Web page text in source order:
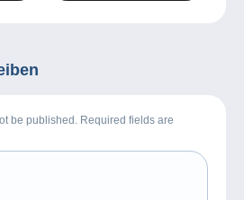
be published. Required fields are